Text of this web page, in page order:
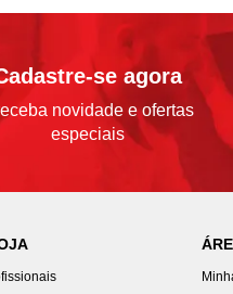
se agora
novidade e ofertas
especiais